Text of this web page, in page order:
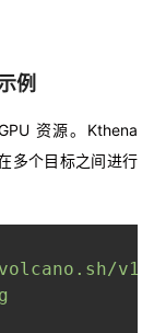
例
资源。Kthena
多个目标之间进行